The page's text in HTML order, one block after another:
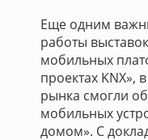
Еще одним
работы
мобильных
проектах KNX»,
рынка смогли
мобильных
домом». С